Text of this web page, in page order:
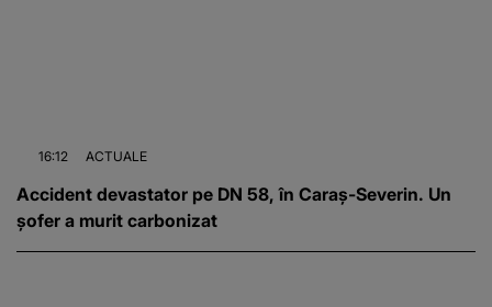
16:12 ACTUALE
Accident devastator pe DN 58, în Caraș-Severin. Un
șofer a murit carbonizat